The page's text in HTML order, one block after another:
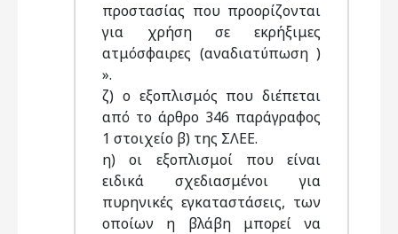
προστασίας που προορίζονται
για χρήση σε εκρήξιμες
ατμόσφαιρες (αναδιατύπωση )
».
ζ) ο εξοπλισμός που διέπεται
από το άρθρο 346 παράγραφος
1 στοιχείο β) της ΣΛΕΕ.
η) οι εξοπλισμοί που είναι
ειδικά σχεδιασμένοι για
πυρηνικές εγκαταστάσεις, των
οποίων η βλάβη μπορεί να